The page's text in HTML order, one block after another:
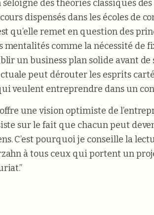
s’éloigne des théories classiques
dispensés dans les écoles de
qu’elle remet en question des
mentalités comme la nécessité de
un business plan solide avant de
peut dérouter les esprits
veulent entreprendre dans un
une vision optimiste de
sur le fait que chacun peut
C’est pourquoi je conseille la
à tous ceux qui portent un